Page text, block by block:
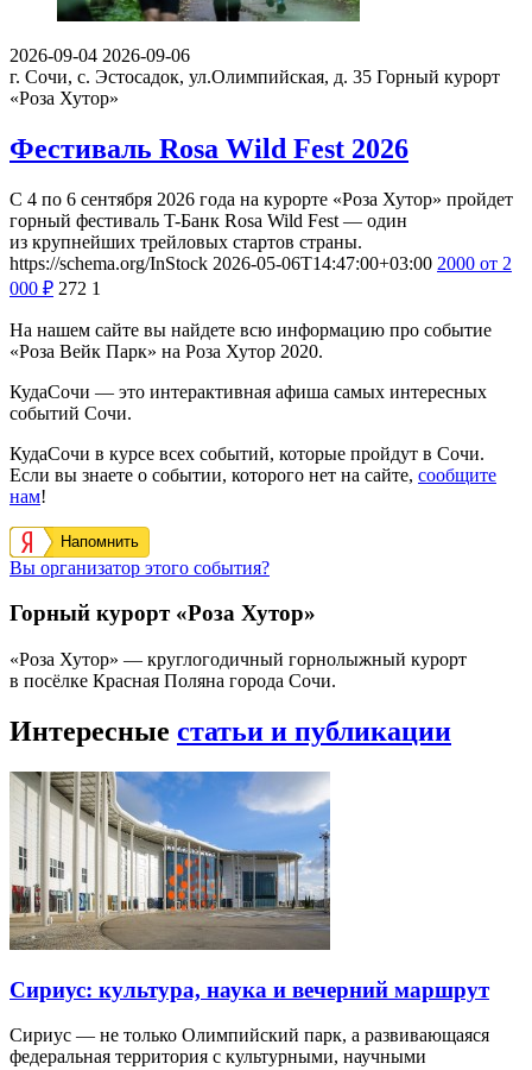
2026-09-04 2026-09-06
г. Сочи, с. Эстосадок, ул.Олимпийская, д. 35 Горный курорт
«Роза Хутор»
Фестиваль Rosa Wild Fest 2026
С 4 по 6 сентября 2026 года на курорте «Роза Хутор» пройдет
горный фестиваль T-Банк Rosa Wild Fest — один
из крупнейших трейловых стартов страны.
https://schema.org/InStock 2026-05-06T14:47:00+03:00 2000 от 2
000 ₽ 272 1
На нашем сайте вы найдете всю информацию про событие
«Роза Вейк Парк» на Роза Хутор 2020.
КудаСочи — это интерактивная афиша самых интересных
событий Сочи.
КудаСочи в курсе всех событий, которые пройдут в Сочи.
Если вы знаете о событии, которого нет на сайте, сообщите
нам!
Напомнить
Вы организатор этого события?
Горный курорт «Роза Хутор»
«Роза Хутор» — круглогодичный горнолыжный курорт
в посёлке Красная Поляна города Сочи.
Интересные статьи и публикации
Сириус: культура, наука и вечерний маршрут
Сириус — не только Олимпийский парк, а развивающаяся
федеральная территория с культурными, научными